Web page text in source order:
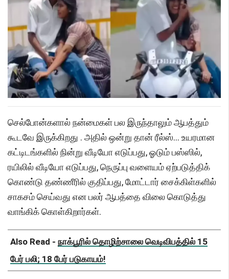
செல்போன்களால் நன்மைகள் பல இருந்தாலும் ஆபத்தும்
கூடவே இருக்கிறது . அதில் ஒன்று தான் ரீல்ஸ்... உயரமான
கட்டிடங்களில் நின்று வீடியோ எடுப்பது, ஓடும் பஸ்ஸில்,
ரயிலில் வீடியோ எடுப்பது, நெருப்பு வளையம் ஏற்படுத்திக்
கொண்டு தண்ணீரில் குதிப்பது, மோட்டார் சைக்கிள்களில்
சாகசம் செய்வது என பலர் ஆபத்தை விலை கொடுத்து
வாங்கிக் கொள்கிறார்கள்.
Also Read - நாக்பூரில் தொழிற்சாலை வெடிவிபத்தில் 15
பேர் பலி; 18 பேர் படுகாயம்!